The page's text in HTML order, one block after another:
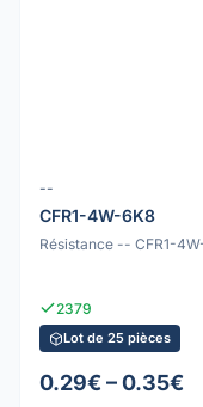
--
CFR1-4W-6K8
Résistance -- CFR1-
2379
Lot de 25 pièces
0.29€ – 0.35€